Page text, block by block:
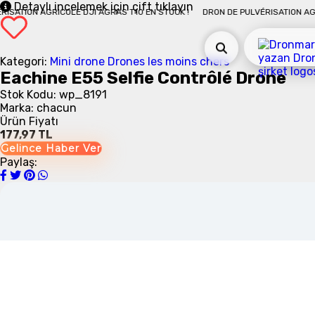
AGRICOLE DJI AGRAS T10 EN STOCK ! DRON DE PULVÉRISATION
Detaylı incelemek için çift tıklayın
Kategori: Mini drone Drones les moins chers
Eachine E55 Selfie Contrôlé Drone
Stok Kodu: wp_8191
Marka: chacun
Ürün Fiyatı
177,97 TL
Gelince Haber Ver
Paylaş: